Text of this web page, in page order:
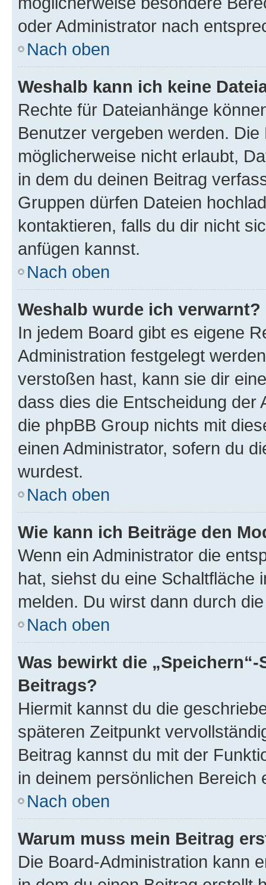
oder Administrator nach
Nach oben
Weshalb kann ich keine
Rechte für Dateianhänge
Benutzer vergeben werden.
möglicherweise nicht erlaubt,
in dem du deinen Beitrag
Gruppen dürfen Dateien
kontaktieren, falls du dir nicht
anfügen kannst.
Nach oben
Weshalb wurde ich verwarnt?
In jedem Board gibt es eigene
Administration festgelegt
verstoßen hast, kann sie dir
dass dies die Entscheidung der
die phpBB Group nichts mit
einen Administrator, sofern du
wurdest.
Nach oben
Wie kann ich Beiträge den
Wenn ein Administrator die
hat, siehst du eine Schaltfläche
melden. Du wirst dann durch
Nach oben
Was bewirkt die
Beitrags?
Hiermit kannst du die
späteren Zeitpunkt
Beitrag kannst du mit der
in deinem persönlichen Bereich
Nach oben
Warum muss mein Beitrag
Die Board-Administration kann